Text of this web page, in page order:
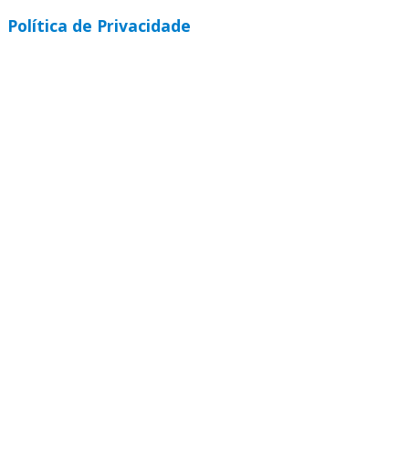
Política de Privacidade